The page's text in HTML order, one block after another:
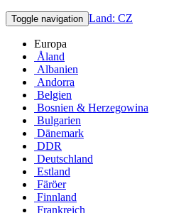
Toggle navigation Land: CZ
Europa
Åland
Albanien
Andorra
Belgien
Bosnien & Herzegowina
Bulgarien
Dänemark
DDR
Deutschland
Estland
Färöer
Finnland
Frankreich